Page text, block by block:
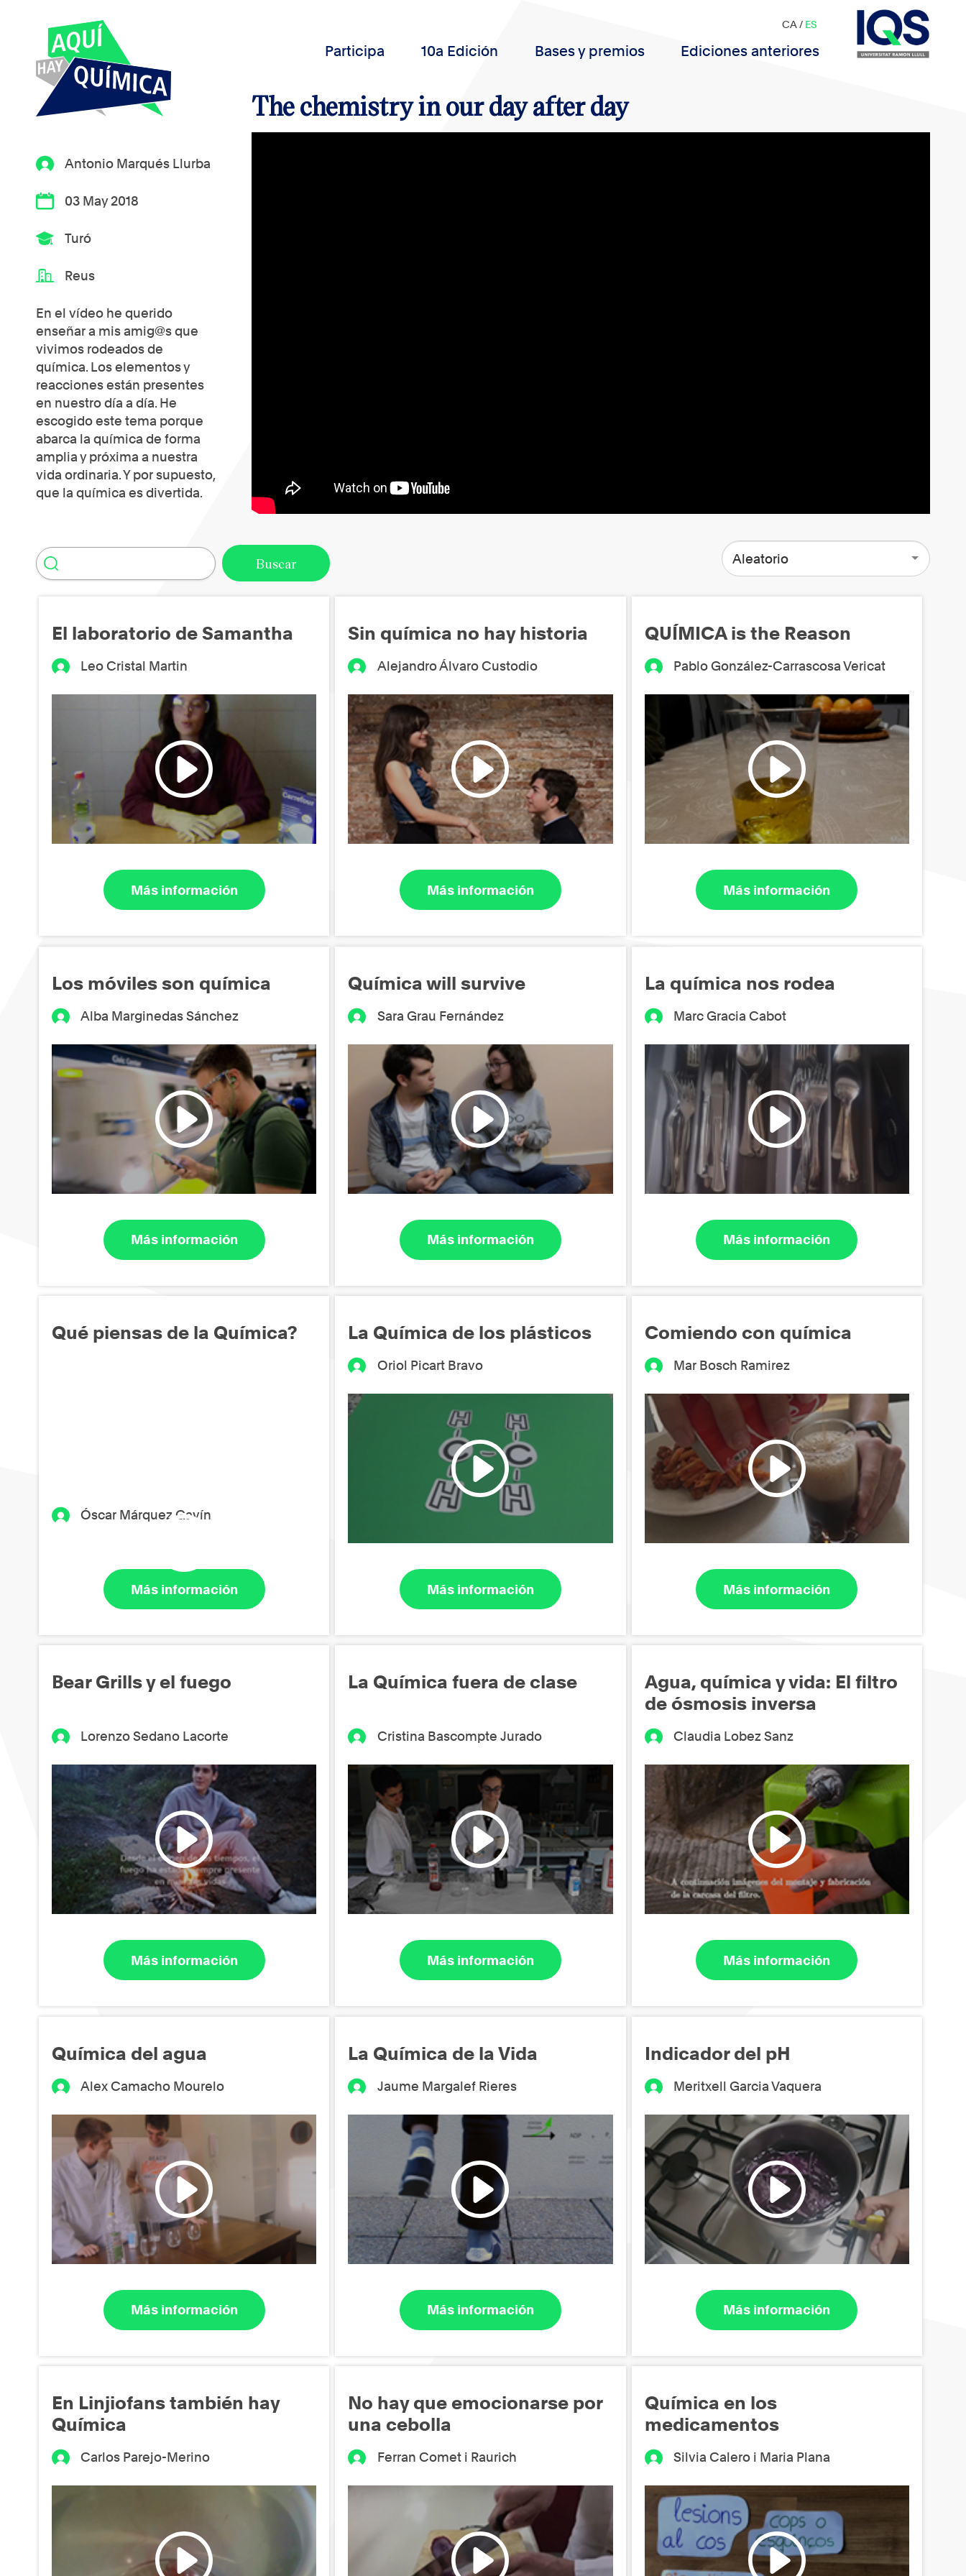
Participa 10a Edición Bases y premios Ediciones anteriores
CA/ ES
Antonio Marqués Llurba
03 May 2018
Turó
Reus
En el vídeo he querido
enseñar a mis amig@s que
vivimos rodeados de
química. Los elementos y
reacciones están presentes
en nuestro día a día. He
escogido este tema porque
abarca la química de forma
amplia y próxima a nuestra
vida ordinaria. Y por supuesto,
que la química es divertida.
The chemistry in our day after day
Aleatorio
El laboratorio de Samantha
Leo Cristal Martin
Más información
Sin química no hay historia
Alejandro Álvaro Custodio
Más información
QUÍMICA is the Reason
Pablo González-Carrascosa Vericat
Más información
Los móviles son química
Alba Marginedas Sánchez
Más información
Química will survive
Sara Grau Fernández
Más información
La química nos rodea
Marc Gracia Cabot
Más información
Qué piensas de la Química?
Óscar Márquez Gavín
Más información
La Química de los plásticos
Oriol Picart Bravo
Más información
Comiendo con química
Mar Bosch Ramirez
Más información
Bear Grills y el fuego
Lorenzo Sedano Lacorte
Más información
La Química fuera de clase
Cristina Bascompte Jurado
Más información
Agua, química y vida: El filtro
de ósmosis inversa
Claudia Lobez Sanz
Más información
Química del agua
Alex Camacho Mourelo
Más información
La Química de la Vida
Jaume Margalef Rieres
Más información
Indicador del pH
Meritxell Garcia Vaquera
Más información
En Linjiofans también hay
Química
Carlos Parejo-Merino
No hay que emocionarse por
una cebolla
Ferran Comet i Raurich
Química en los
medicamentos
Silvia Calero i Maria Plana